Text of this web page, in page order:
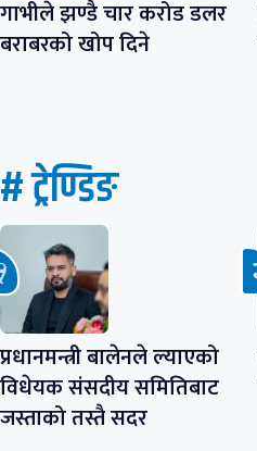
गाभीले झण्डै चार करोड डलर
बराबरको खोप दिने
# ट्रेण्डिङ
प्रधानमन्त्री बालेनले ल्याएको
विधेयक संसदीय समितिबाट
जस्ताको तस्तै सदर